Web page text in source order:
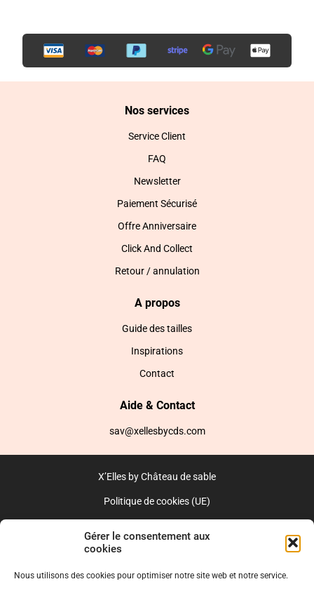
Gérer le consentement aux
cookies
Nous utilisons des cookies pour optimiser notre site web et notre service.
Nos services
Service Client
FAQ
Newsletter
Paiement Sécurisé
Offre Anniversaire
Click And Collect
Retour / annulation
A propos
Guide des tailles
Inspirations
Contact
Aide & Contact
sav@xellesbycds.com
X’Elles by Château de sable
Politique de cookies (UE)
Réalisé par l’agence web :